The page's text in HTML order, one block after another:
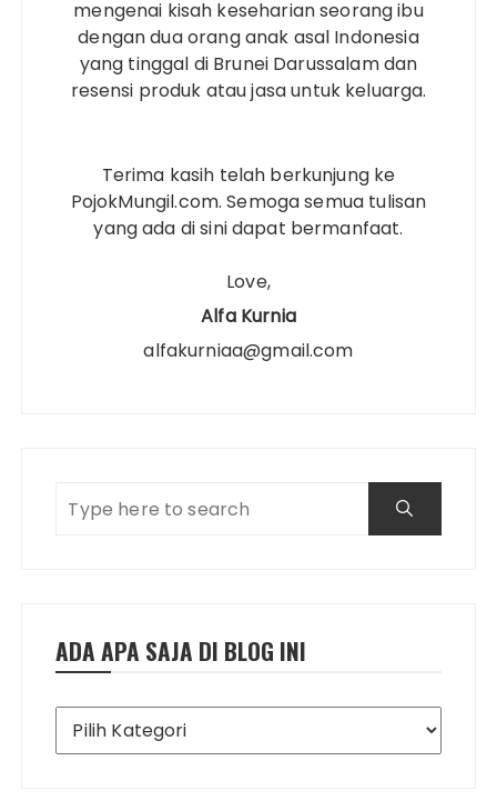
mengenai kisah keseharian seorang ibu
dengan dua orang anak asal Indonesia
yang tinggal di Brunei Darussalam dan
resensi produk atau jasa untuk keluarga.
Terima kasih telah berkunjung ke
PojokMungil.com. Semoga semua tulisan
yang ada di sini dapat bermanfaat.
Love,
Alfa Kurnia
alfakurniaa@gmail.com
ADA APA SAJA DI BLOG INI
Ada
Apa